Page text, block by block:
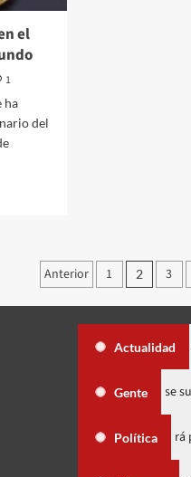
el
1
ha
del
Anterior 1 2 3
Actualidad
Morrison presenta memorias
Gente
Juan Luis
Política
igual! En 2028 se elegirá por